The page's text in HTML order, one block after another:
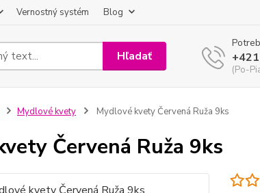
Vernostný systém Blog
Hľadať
(Po-
Mydlové kvety Mydlové kvety Červená Ruža 9ks
Červená Ruža 9ks